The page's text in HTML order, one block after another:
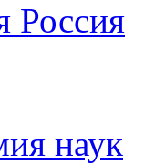
Россия
наук